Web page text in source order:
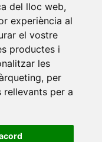
del lloc web,
experiència al
el vostre
productes i
les
, per
rellevants per a